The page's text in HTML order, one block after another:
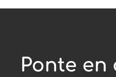
Ponte